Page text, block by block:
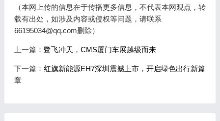
（本网上传的信息在于传播更多信息，不代表本网观点，转
载有出处，如涉及内容或侵权等问题，请联系
66195034@qq.com删除）
上一篇： 鹭飞冲天，CMS厦门车展越级而来
下一篇： 红旗新能源EH7深圳震撼上市，开启绿色出行新篇
章